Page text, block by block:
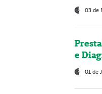
03 de
e
01 de